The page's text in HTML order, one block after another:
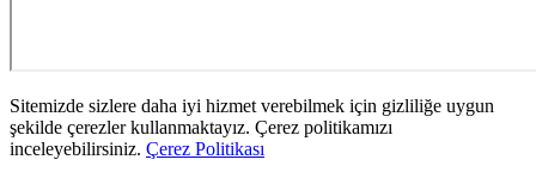
Sitemizde sizlere daha iyi hizmet verebilmek için gizliliğe uygun
şekilde çerezler kullanmaktayız. Çerez politikamızı
inceleyebilirsiniz. Çerez Politikası